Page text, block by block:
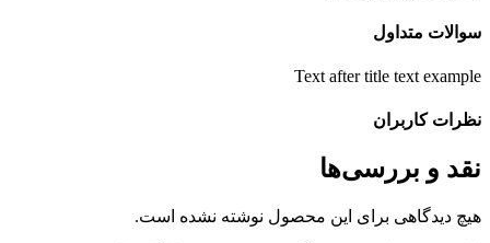
متداول
Text after title text
کاربران
و بررسی‌ها
دیدگاهی برای این محصول نوشته نشده است.